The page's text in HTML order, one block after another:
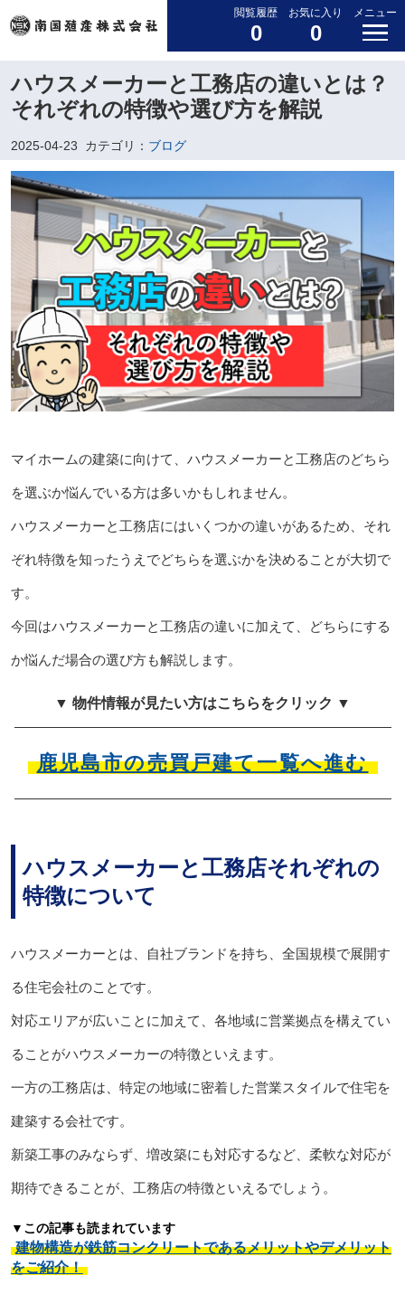
閲覧履歴
0
お気に入り
0
メニュー
ハウスメーカーと工務店の違いとは？
それぞれの特徴や選び方を解説
2025-04-23 カテゴリ： ブログ
マイホームの建築に向けて、ハウスメーカーと工務店のどちら
を選ぶか悩んでいる方は多いかもしれません。
ハウスメーカーと工務店にはいくつかの違いがあるため、それ
ぞれ特徴を知ったうえでどちらを選ぶかを決めることが大切で
す。
今回はハウスメーカーと工務店の違いに加えて、どちらにする
か悩んだ場合の選び方も解説します。
▼ 物件情報が見たい方はこちらをクリック ▼
鹿児島市の売買戸建て一覧へ進む
ハウスメーカーと工務店それぞれの
特徴について
ハウスメーカーとは、自社ブランドを持ち、全国規模で展開す
る住宅会社のことです。
対応エリアが広いことに加えて、各地域に営業拠点を構えてい
ることがハウスメーカーの特徴といえます。
一方の工務店は、特定の地域に密着した営業スタイルで住宅を
建築する会社です。
新築工事のみならず、増改築にも対応するなど、柔軟な対応が
期待できることが、工務店の特徴といえるでしょう。
▼この記事も読まれています
建物構造が鉄筋コンクリートであるメリットやデメリット
をご紹介！